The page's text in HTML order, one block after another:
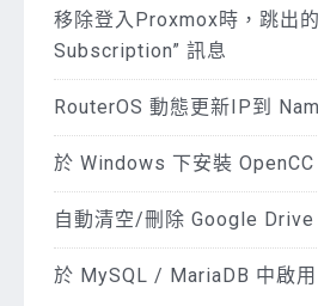
移除登入Proxmox時，跳出
Subscription” 訊息
RouterOS 動態更新IP到
於 Windows 下安裝 OpenCC
自動清空/刪除 Google Drive
於 MySQL / MariaDB 中啟